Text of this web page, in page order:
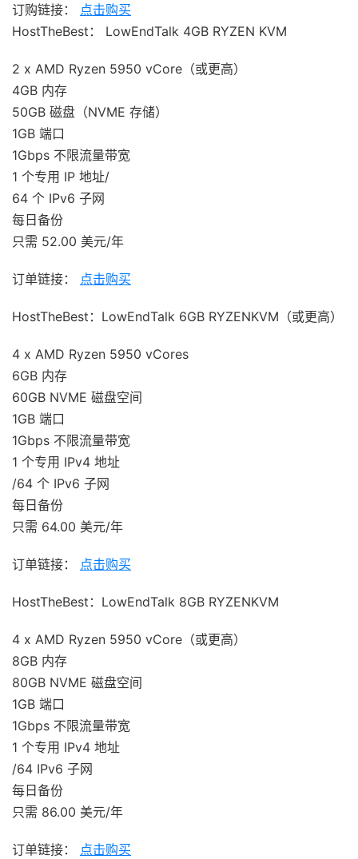
订购链接： 点击购买
HostTheBest： LowEndTalk 4GB RYZEN KVM
2 x AMD Ryzen 5950 vCore（或更高）
4GB 内存
50GB 磁盘（NVME 存储）
1GB 端口
1Gbps 不限流量带宽
1 个专用 IP 地址/
64 个 IPv6 子网
每日备份
只需 52.00 美元/年
订单链接： 点击购买
HostTheBest：LowEndTalk 6GB RYZENKVM（或更高）
4 x AMD Ryzen 5950 vCores
6GB 内存
60GB NVME 磁盘空间
1GB 端口
1Gbps 不限流量带宽
1 个专用 IPv4 地址
/64 个 IPv6 子网
每日备份
只需 64.00 美元/年
订单链接： 点击购买
HostTheBest：LowEndTalk 8GB RYZENKVM
4 x AMD Ryzen 5950 vCore（或更高）
8GB 内存
80GB NVME 磁盘空间
1GB 端口
1Gbps 不限流量带宽
1 个专用 IPv4 地址
/64 IPv6 子网
每日备份
只需 86.00 美元/年
订单链接： 点击购买